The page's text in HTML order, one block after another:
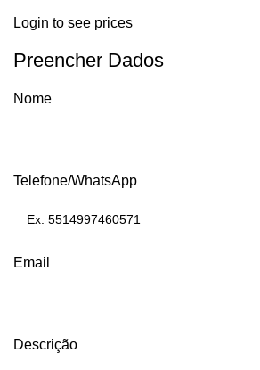
Login to see prices
Preencher Dados
Nome
Telefone/WhatsApp
Email
Descrição